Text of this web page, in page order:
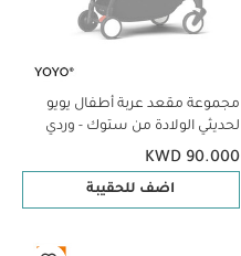
مجموعة مقعد عربة أطفال يويو
لحديثي الولادة من ستوك - وردي
KWD 90.000
اضف للحقيبة